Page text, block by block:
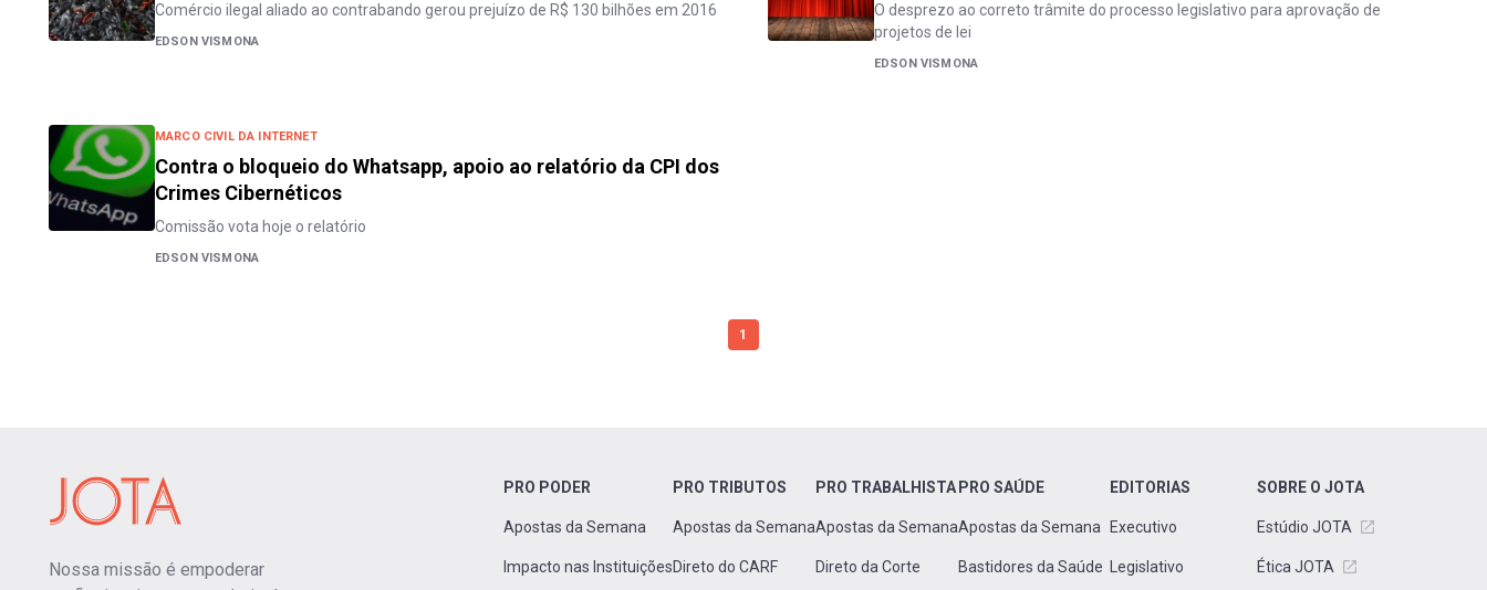
Comércio ilegal aliado ao contrabando gerou prejuízo de R$ 130 bilhões em 2016
EDSON VISMONA
O desprezo ao correto trâmite do processo legislativo para aprovação de
projetos de lei
EDSON VISMONA
MARCO CIVIL DA INTERNET
Contra o bloqueio do Whatsapp, apoio ao relatório da CPI dos
Crimes Cibernéticos
Comissão vota hoje o relatório
EDSON VISMONA
1
Nossa missão é empoderar
PRO PODER
Apostas da Semana
Impacto nas Instituições
PRO TRIBUTOS
Apostas da Semana
Direto do CARF
PRO TRABALHISTA
Apostas da Semana
Direto da Corte
PRO SAÚDE
Apostas da Semana
Bastidores da Saúde
EDITORIAS
Executivo
Legislativo
SOBRE O JOTA
Estúdio JOTA
Ética JOTA